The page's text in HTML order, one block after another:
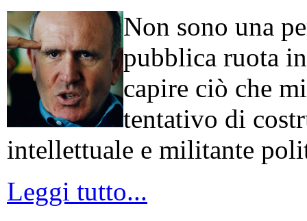
Non sono una
pubblica ruota
capire ciò che
tentativo di
intellettuale e militante
Leggi tutto...